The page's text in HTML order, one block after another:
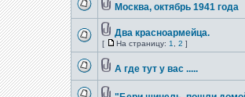
Москва, октябрь 1941 года
Два красноармейца.
[ На страницу: 1 2 ]
А где тут у вас .....